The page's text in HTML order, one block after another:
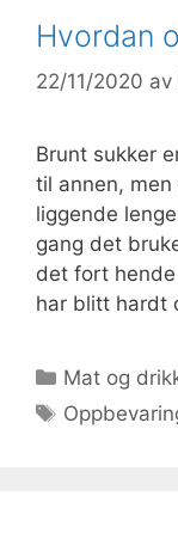
Hvordan
22/11/2020 av
Brunt sukker
til annen,
liggende
gang det
det fort
har blitt hardt
Kategorier
Mat og
Stikkord